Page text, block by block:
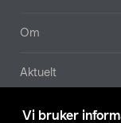
Vi bruker
Om
Aktuelt
Våre selskaper